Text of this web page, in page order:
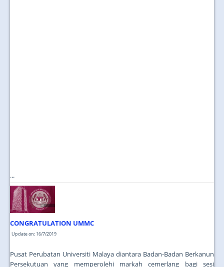
...
CONGRATULATION UMMC
Update on: 16/7/2019
Pusat Perubatan Universiti Malaya diantara Badan-Badan Berkanun
Persekutuan yang memperolehi markah cemerlang bagi sesi